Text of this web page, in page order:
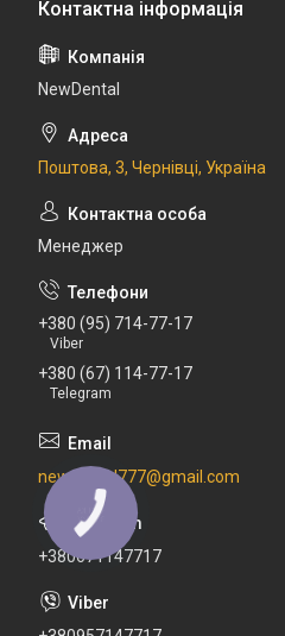
NewDental
Поштова, 3, Чернівці, Україна
Менеджер
+380 (95) 714-77-17
Viber
+380 (67) 114-77-17
Telegram
newdental777@gmail.com
+380671147717
КНОПКА
ЗВ'ЯЗКУ